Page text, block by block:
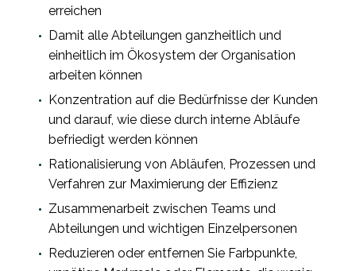
erreichen
Damit alle Abteilungen ganzheitlich und
einheitlich im Ökosystem der Organisation
arbeiten können
Konzentration auf die Bedürfnisse der Kunden
und darauf, wie diese durch interne Abläufe
befriedigt werden können
Rationalisierung von Abläufen, Prozessen und
Verfahren zur Maximierung der Effizienz
Zusammenarbeit zwischen Teams und
Abteilungen und wichtigen Einzelpersonen
Reduzieren oder entfernen Sie Farbpunkte,